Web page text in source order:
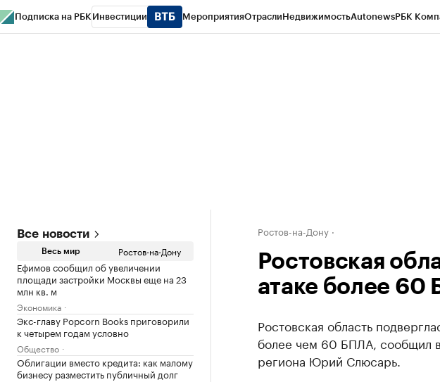
Подписка на РБК Инвестиции МероприятияОтраслиНедвижимостьAutonewsРБК
Все новости
Весь мир Ростов-на-Дону
Ефимов сообщил об увеличении
площади застройки Москвы еще на 23
млн кв. м
Экономика
Экс-главу Popcorn Books приговорили
к четырем годам условно
Общество
Облигации вместо кредита: как малому
бизнесу разместить публичный долг
Ростов-на-Дону
Ростовская
атаке более 60
Ростовская область
более чем 60 БПЛА, сообщил
региона Юрий Слюсарь.